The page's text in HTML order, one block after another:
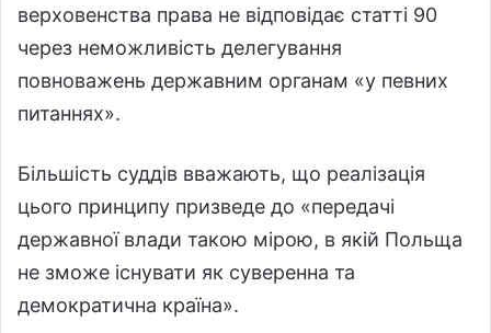
верховенства права не відповідає статті 90
через неможливість делегування
повноважень державним органам «у певних
питаннях».
Більшість суддів вважають, що реалізація
цього принципу призведе до «передачі
державної влади такою мірою, в якій Польща
не зможе існувати як суверенна та
демократична країна».